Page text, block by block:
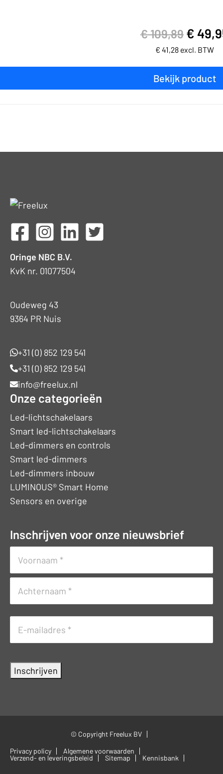
€109,89 €
€ 41,28excl. BTW
Bekijk product
Oringe NBC B.V.
KvK nr. 01077504
Oudeweg 43
9364 PR Nuis
+31 (0) 852 129 541
+31 (0) 852 129 541
info@freelux.nl
Onze categorieën
Led-lichtschakelaars
Smart led-lichtschakelaars
Led-dimmers en controls
Smart led-dimmers
Led-dimmers inbouw
LUMINOUS® Smart Home
Sensors en overige
Inschrijven voor onze nieuwsbrief
mailadres (Vereist)
Inschrijven
© Copyright Freelux BV
Privacy policy
Algemene voorwaarden
Verzend- en leveringsbeleid
Sitemap Kennisbank